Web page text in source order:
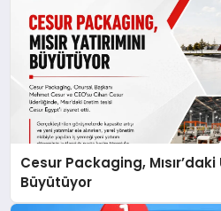
Cesur Packaging,
Büyütüyor